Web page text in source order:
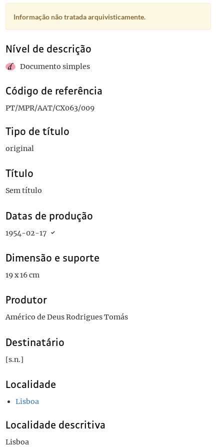
Informação não tratada arquivisticamente.
Nível de descrição
Documento simples
Código de referência
PT/MPR/AAT/CX063/009
Tipo de título
original
Título
Sem título
Datas de produção
1954-02-17
Dimensão e suporte
19 x 16 cm
Produtor
Américo de Deus Rodrigues Tomás
Destinatário
[s.n.]
Localidade
Lisboa
Localidade descritiva
Lisboa